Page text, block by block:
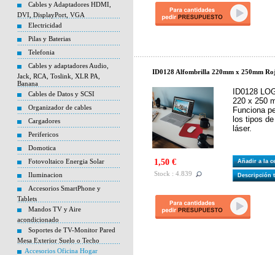
Cables y Adaptadores HDMI,
DVI, DisplayPort, VGA
Electricidad
Pilas y Baterias
Telefonia
Cables y adaptadores Audio,
Jack, RCA, Toslink, XLR PA,
Banana
Cables de Datos y SCSI
Organizador de cables
Cargadores
Perifericos
Domotica
Fotovoltaico Energia Solar
Iluminacion
Accesorios SmartPhone y
Tablets
Mandos TV y Aire
acondicionado
Soportes de TV-Monitor Pared
Mesa Exterior Suelo o Techo
Accesorios Oficina Hogar
ID0128 Alfombrilla 220mm x 250mm
ID0128
220 x 250
Funciona
los tipos
láser.
1,50 €
Stock : 4.839
Añadir a la
Descripción